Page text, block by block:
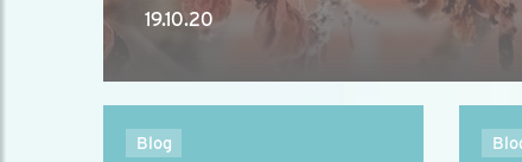
19.10.20
Blog